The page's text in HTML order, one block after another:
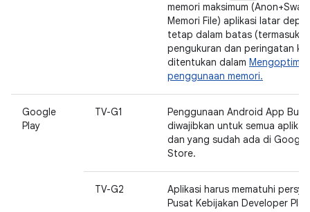
memori maksimum
Memori File) aplikasi latar
tetap dalam batas (termasuk
pengukuran dan peringatan
ditentukan dalam
penggunaan memori.
Google
Play
TV-G1
Penggunaan Android App
diwajibkan untuk semua
dan yang sudah ada di Google
Store.
TV-G2
Aplikasi harus mematuhi
Pusat Kebijakan Developer Play.